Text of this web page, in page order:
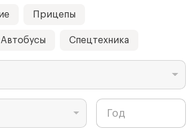
Прицепы
Автобусы Спецтехника